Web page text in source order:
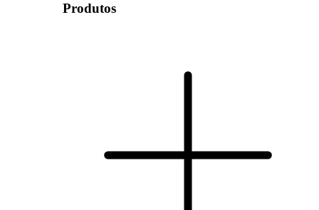
Produtos